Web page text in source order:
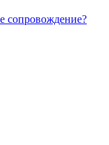
сопровождение?